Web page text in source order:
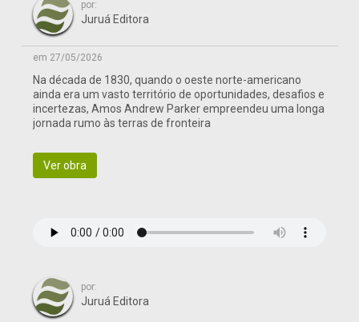
por:
Juruá Editora
em 27/05/2026
Na década de 1830, quando o oeste norte-americano
ainda era um vasto território de oportunidades, desafios e
incertezas, Amos Andrew Parker empreendeu uma longa
jornada rumo às terras de fronteira
Ver obra
por:
Juruá Editora